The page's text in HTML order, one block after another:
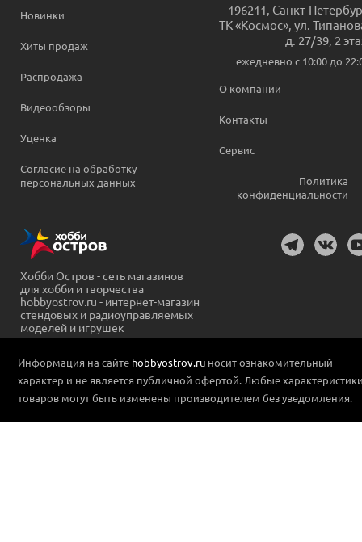
Новинки
Хиты продаж
Распродажа
Видеообзоры
Уценка
Согласие на обработку
персональных данных
196211 Санкт-
ТК «Космос», ул.
д. 27/39, 2
ежедневно c 10:00 до
О компании
Контакты
Сервис
Политика
конфиденциальности
Хобби Остров - сеть магазинов
для хобби и творчества
hobbyostrov.ru - интернет-магазин
стендовых и радиоуправляемых
моделей и игрушек
Информация на сайте hobbyostrov.ru носит ознакомительный
характер и не является публичной офертой. Любые
товаров могут быть изменены производителем без уведомления.